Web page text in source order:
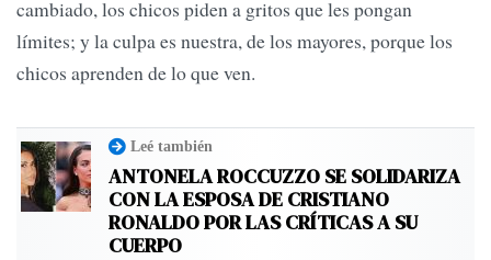
cambiado, los chicos piden a gritos que les pongan
límites; y la culpa es nuestra, de los mayores, porque los
chicos aprenden de lo que ven.
Leé también
ANTONELA ROCCUZZO SE SOLIDARIZA
CON LA ESPOSA DE CRISTIANO
RONALDO POR LAS CRÍTICAS A SU
CUERPO